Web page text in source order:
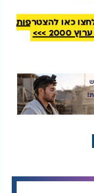
כאן להצטרפות
>>>